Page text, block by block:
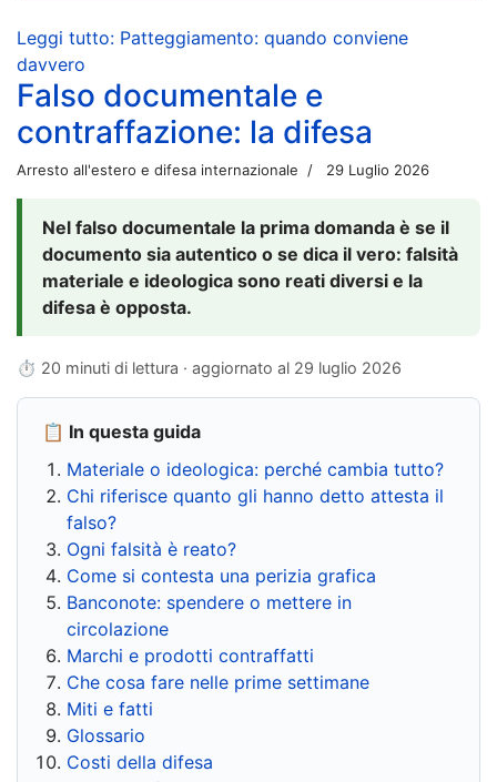
Leggi tutto: Patteggiamento: quando conviene
davvero
Falso documentale e
contraffazione: la difesa
Arresto all'estero e difesa internazionale 29 Luglio 2026
Nel falso documentale la prima domanda è se il
documento sia autentico o se dica il vero: falsità
materiale e ideologica sono reati diversi e la
difesa è opposta.
⏱ 20 minuti di lettura · aggiornato al 29 luglio 2026
📋 In questa guida
Materiale o ideologica: perché cambia tutto?
Chi riferisce quanto gli hanno detto attesta il
falso?
Ogni falsità è reato?
Come si contesta una perizia grafica
Banconote: spendere o mettere in
circolazione
Marchi e prodotti contraffatti
Che cosa fare nelle prime settimane
Miti e fatti
Glossario
Costi della difesa